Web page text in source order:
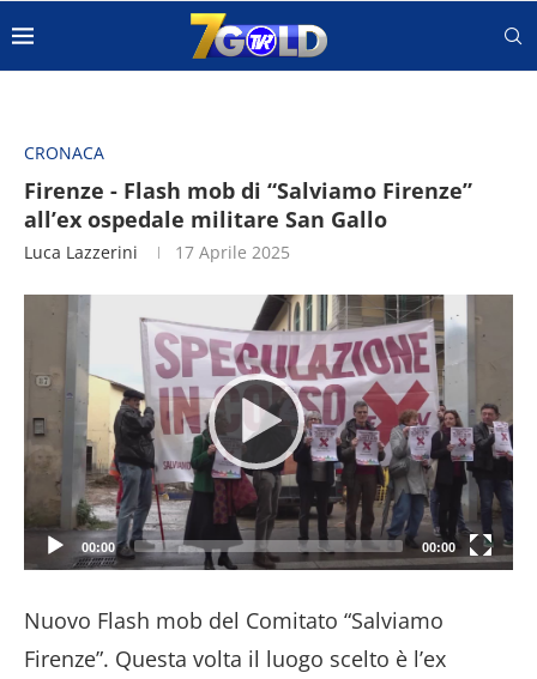
CRONACA
Firenze - Flash mob di “Salviamo Firenze”
all’ex ospedale militare San Gallo
Luca Lazzerini 17 Aprile 2025
00:00 00:00
Nuovo Flash mob del Comitato “Salviamo
Firenze”. Questa volta il luogo scelto è l’ex